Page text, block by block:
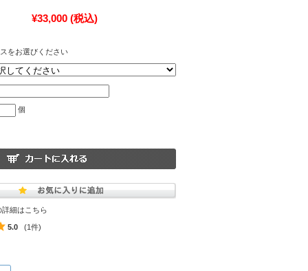
¥33,000 (税込)
をお選びください
個
細はこちら
5.0 (1件)